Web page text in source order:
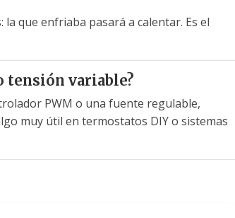
que enfriaba pasará a calentar. Es el
tensión variable?
PWM o una fuente regulable,
muy útil en termostatos DIY o sistemas